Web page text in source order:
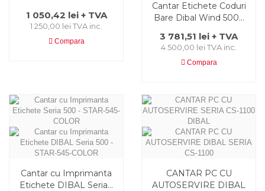
1 050,42 lei + TVA
1 250,00 lei TVA inc.
Compara
Cantar Etichete Coduri
Bare Dibal Wind 500...
3 781,51 lei + TVA
4 500,00 lei TVA inc.
Compara
Cantar cu Imprimanta
Etichete DIBAL Seria...
CANTAR PC CU
AUTOSERVIRE DIBAL